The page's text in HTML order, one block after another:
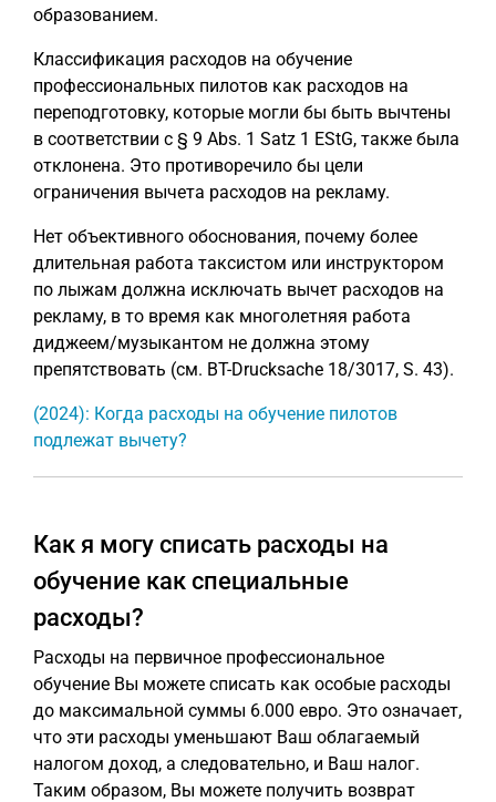
образованием.
Классификация расходов на обучение
профессиональных пилотов как расходов на
переподготовку, которые могли бы быть вычтены
в соответствии с § 9 Abs. 1 Satz 1 EStG, также была
отклонена. Это противоречило бы цели
ограничения вычета расходов на рекламу.
Нет объективного обоснования, почему более
длительная работа таксистом или инструктором
по лыжам должна исключать вычет расходов на
рекламу, в то время как многолетняя работа
диджеем/музыкантом не должна этому
препятствовать (см. BT-Drucksache 18/3017, S. 43).
(2024): Когда расходы на обучение пилотов
подлежат вычету?
Как я могу списать расходы на
обучение как специальные
расходы?
Расходы на первичное профессиональное
обучение Вы можете списать как особые расходы
до максимальной суммы 6.000 евро. Это означает,
что эти расходы уменьшают Ваш облагаемый
налогом доход, а следовательно, и Ваш налог.
Таким образом, Вы можете получить возврат